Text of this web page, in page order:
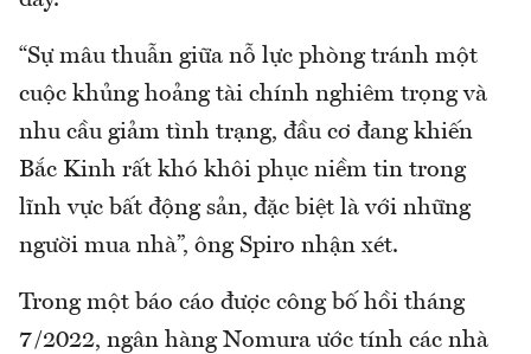
“Sự mâu thuẫn giữa nỗ lực phòng tránh một
cuộc khủng hoảng tài chính nghiêm trọng và
nhu cầu giảm tình trạng, đầu cơ đang khiến
Bắc Kinh rất khó khôi phục niềm tin trong
lĩnh vực bất động sản, đặc biệt là với những
người mua nhà”, ông Spiro nhận xét.
Trong một báo cáo được công bố hồi tháng
7/2022, ngân hàng Nomura ước tính các nhà